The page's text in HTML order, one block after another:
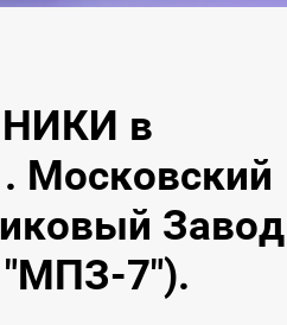
в
Московский
Завод
7").